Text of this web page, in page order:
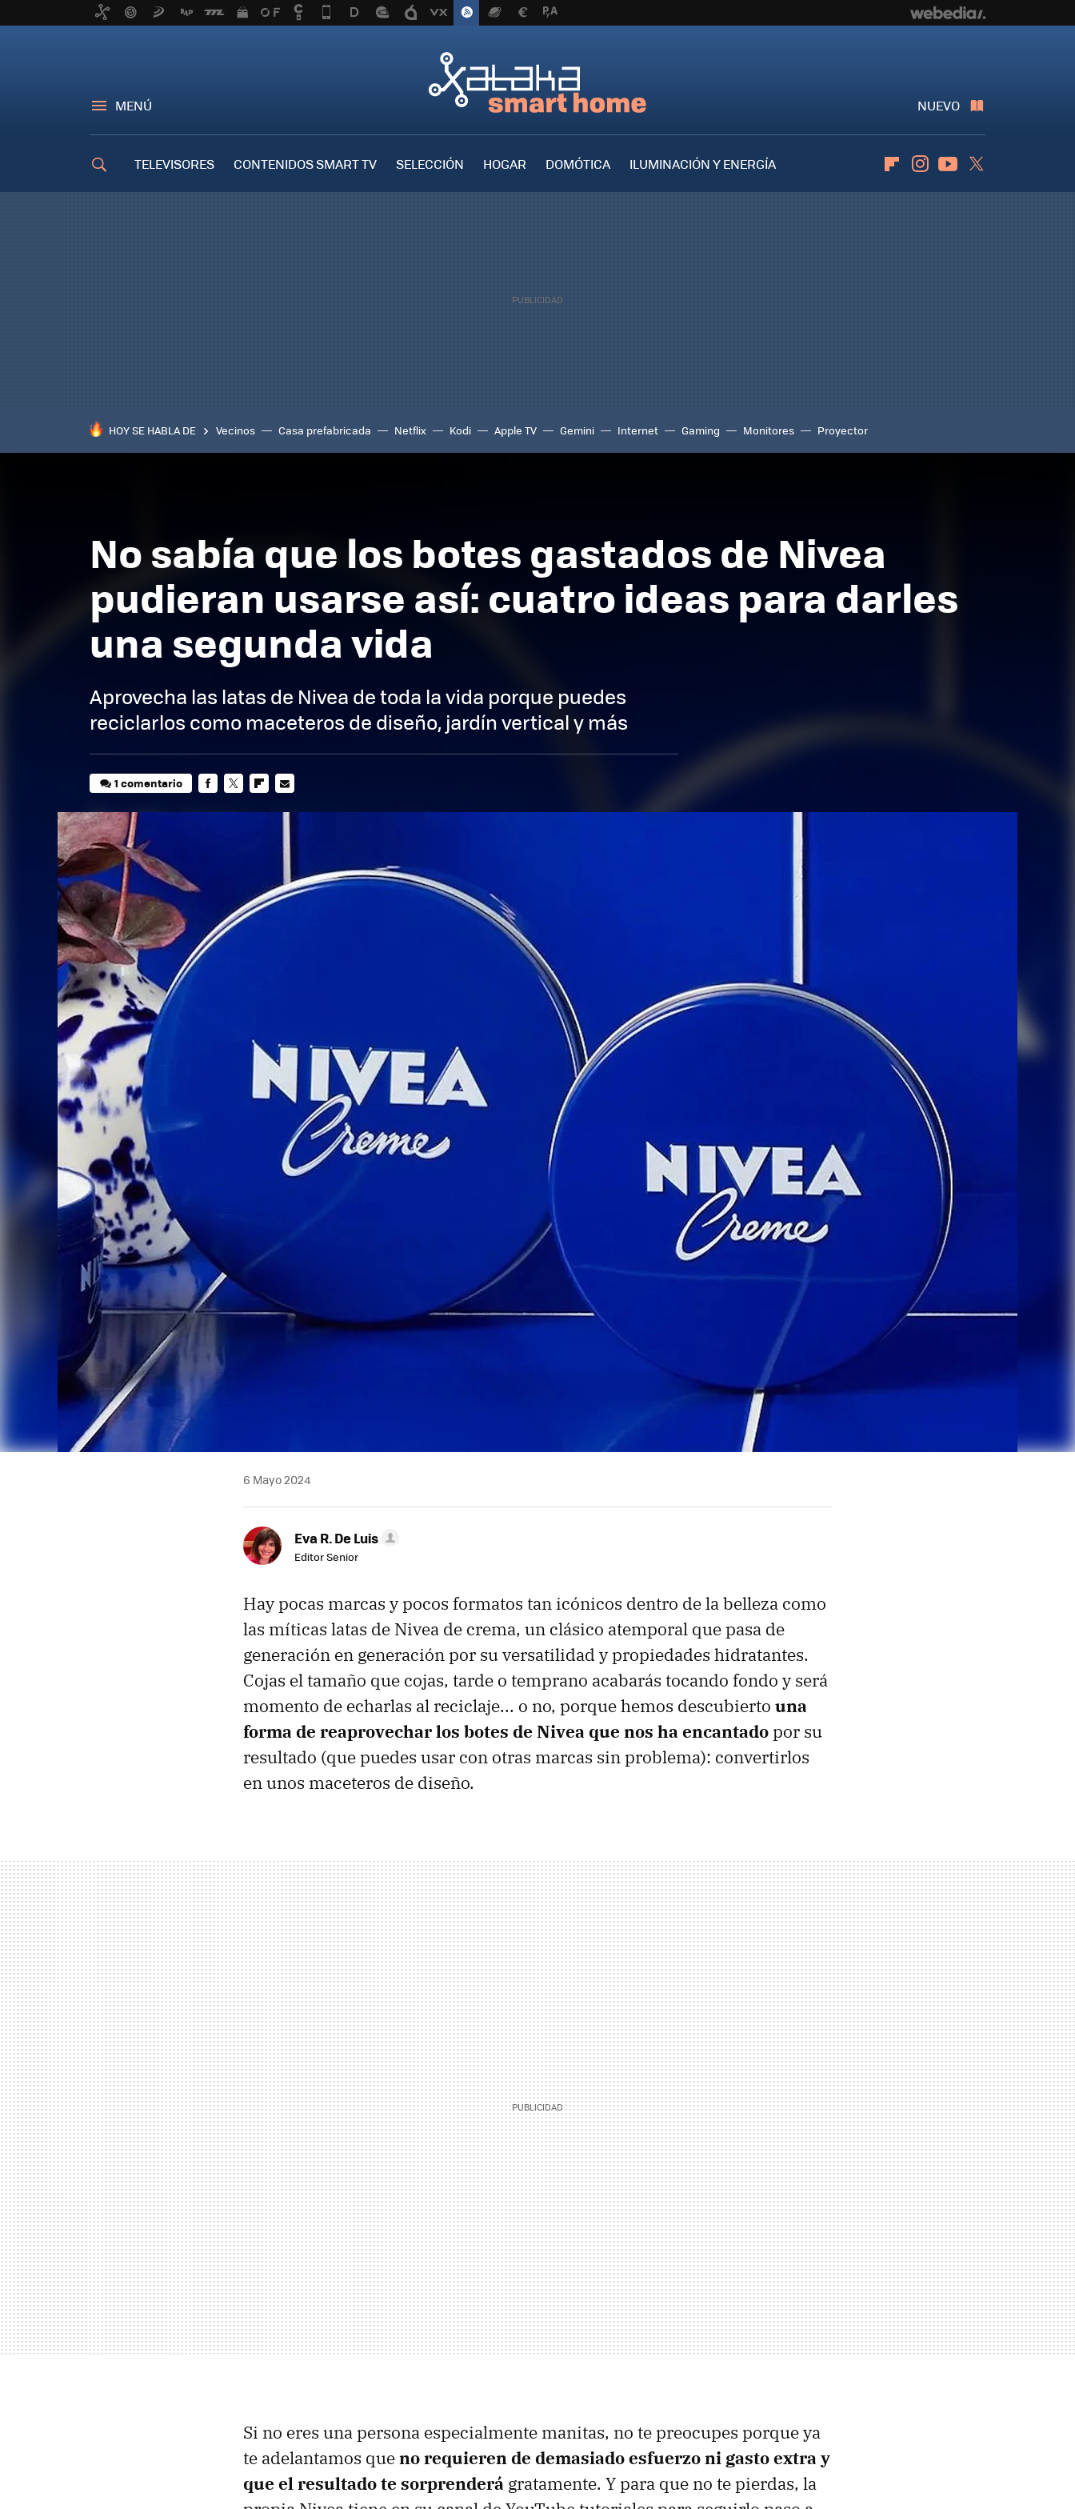
MENÚ NUEVO
TELEVISORES CONTENIDOS SMART TV SELECCIÓN HOGAR DOMÓTICA
ILUMINACIÓN Y ENERGÍA
FlipboardInstagramYoutube
HOY SE HABLA DE Vecinos Casa prefabricada Netflix Kodi Apple TV Gemini Internet Gaming Monitores Proyector
No sabía que los botes gastados de Nivea
pudieran usarse así: cuatro ideas para darles
una segunda vida
Aprovecha las latas de Nivea de toda la vida porque puedes
reciclarlos como maceteros de diseño, jardín vertical y más
1 comentario
MAIL
6 Mayo 2024
Eva R. De Luis
Editor Senior
Hay pocas marcas y pocos formatos tan icónicos dentro de la belleza como
las míticas latas de Nivea de crema, un clásico atemporal que pasa de
generación en generación por su versatilidad y propiedades hidratantes.
Cojas el tamaño que cojas, tarde o temprano acabarás tocando fondo y será
momento de echarlas al reciclaje... o no, porque hemos descubierto una
forma de reaprovechar los botes de Nivea que nos ha encantadopor su
resultado (que puedes usar con otras marcas sin problema): convertirlos
en unos maceteros de diseño.
Si no eres una persona especialmente manitas, no te preocupes porque ya
te adelantamos queno requieren de demasiado esfuerzo ni gasto extra y
que el resultado te sorprenderá gratamente. Y para que no te pierdas, la